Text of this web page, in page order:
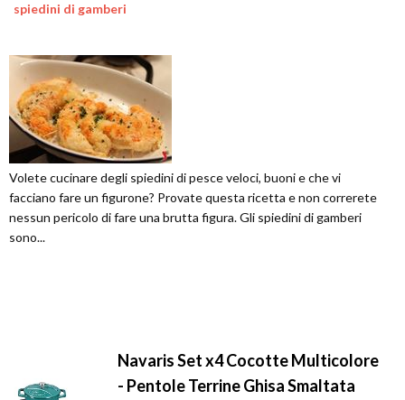
spiedini di gamberi
Volete cucinare degli spiedini di pesce veloci, buoni e che vi
facciano fare un figurone? Provate questa ricetta e non correrete
nessun pericolo di fare una brutta figura. Gli spiedini di gamberi
sono...
Navaris Set x4 Cocotte Multicolore
- Pentole Terrine Ghisa Smaltata